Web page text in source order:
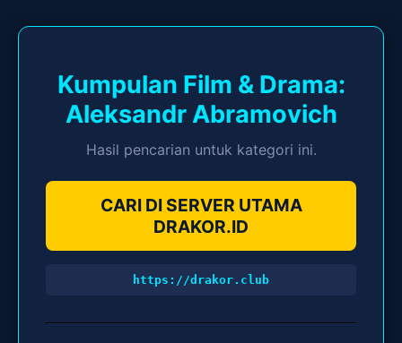
Kumpulan Film & Drama:
Aleksandr Abramovich
Hasil pencarian untuk kategori ini.
CARI DI SERVER UTAMA
DRAKOR.ID
https://drakor.club